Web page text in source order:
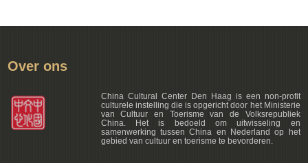
Over ons
China Cultural Center Den Haag is een non-profit
culturele instelling die is opgericht door het Ministerie
van Cultuur en Toerisme van de Volksrepubliek
China. Het is bedoeld om uitwisseling en
samenwerking tussen China en Nederland op het
gebied van cultuur en toerisme te bevorderen.